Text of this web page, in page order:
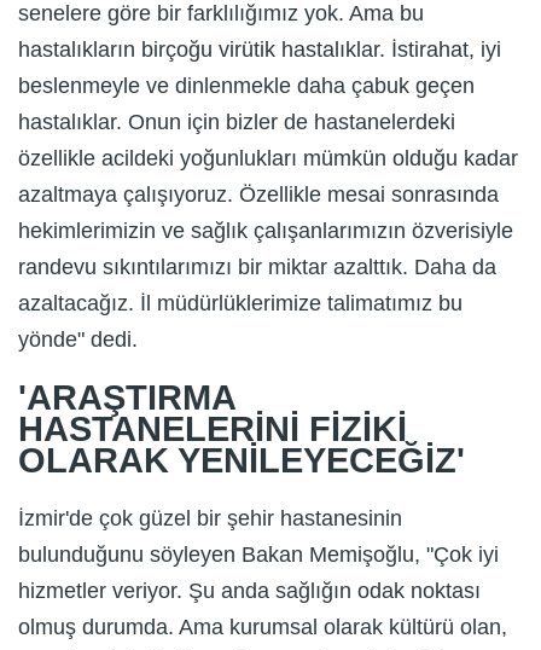
senelere göre bir farklılığımız yok. Ama bu
hastalıkların birçoğu virütik hastalıklar. İstirahat, iyi
beslenmeyle ve dinlenmekle daha çabuk geçen
hastalıklar. Onun için bizler de hastanelerdeki
özellikle acildeki yoğunlukları mümkün olduğu kadar
azaltmaya çalışıyoruz. Özellikle mesai sonrasında
hekimlerimizin ve sağlık çalışanlarımızın özverisiyle
randevu sıkıntılarımızı bir miktar azalttık. Daha da
azaltacağız. İl müdürlüklerimize talimatımız bu
yönde" dedi.
'ARAŞTIRMA
HASTANELERİNİ FİZİKİ
OLARAK YENİLEYECEĞİZ'
İzmir'de çok güzel bir şehir hastanesinin
bulunduğunu söyleyen Bakan Memişoğlu, "Çok iyi
hizmetler veriyor. Şu anda sağlığın odak noktası
olmuş durumda. Ama kurumsal olarak kültürü olan,